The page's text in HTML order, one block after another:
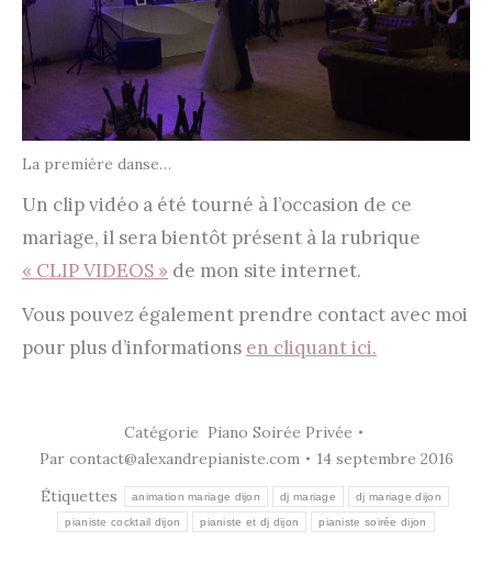
La première danse…
Un clip vidéo a été tourné à l’occasion de ce
mariage, il sera bientôt présent à la rubrique
« CLIP VIDEOS » de mon site internet.
Vous pouvez également prendre contact avec moi
pour plus d’informations en cliquant ici.
Catégorie Piano Soirée Privée
Par contact@alexandrepianiste.com
14 septembre 2016
Étiquettes
animation mariage dijon dj mariage dj mariage dijon
pianiste cocktail dijon pianiste et dj dijon pianiste soirée dijon